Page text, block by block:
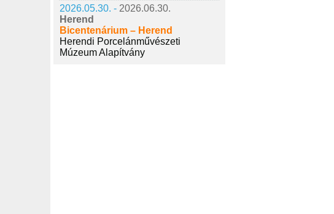
2026.05.30. - 2026.06.30.
Herend
Bicentenárium – Herend
Herendi Porcelánművészeti
Múzeum Alapítvány